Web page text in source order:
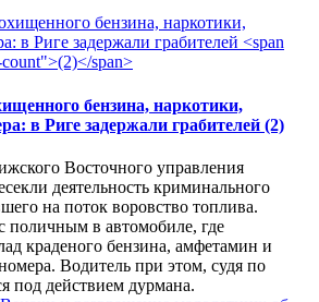
бензина, наркотики,
в Риге задержали грабителей (2)
Восточного управления
деятельность криминального
на поток воровство топлива.
поличным в автомобиле, где
краденого бензина, амфетамин и
Водитель при этом, судя по
под действием дурмана.